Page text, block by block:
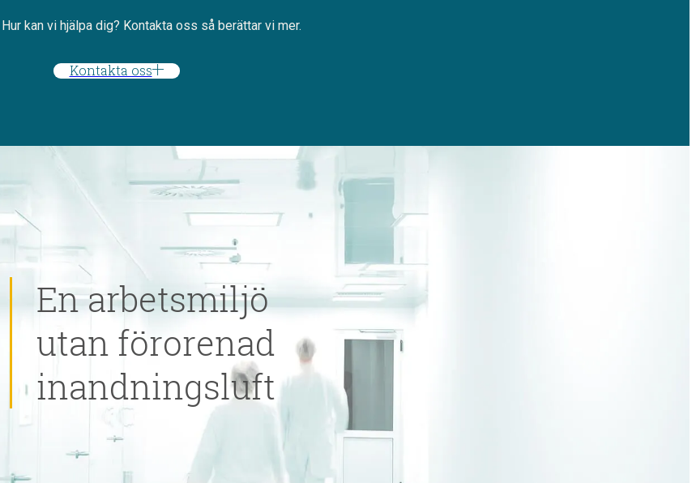
Hur kan vi hjälpa dig? Kontakta oss så berättar vi mer.
Kontakta oss
En arbetsmiljö
utan förorenad
inandningsluft